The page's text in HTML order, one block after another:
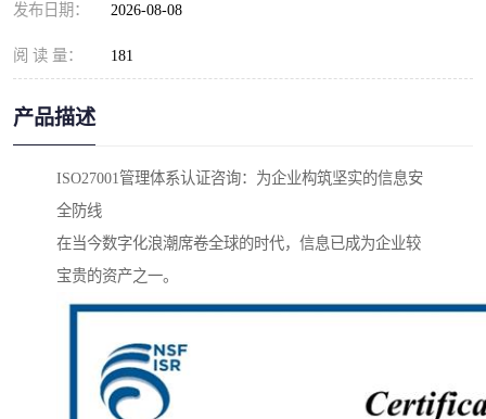
发布日期： 2026-08-08
阅 读 量： 181
产品描述
ISO27001管理体系认证咨询：为企业构筑坚实的信息安
全防线
在当今数字化浪潮席卷全球的时代，信息已成为企业较
宝贵的资产之一。